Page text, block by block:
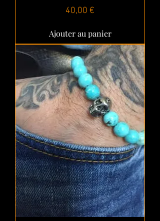
Prix
40,00 €
Ajouter au panier